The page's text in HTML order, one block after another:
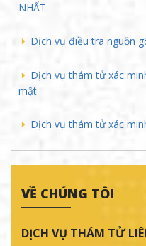
NHẤT
Dịch vụ điều tra nguồn
Dịch vụ thám tử xác
mật
Dịch vụ thám tử xác
VỀ CHÚNG TÔI
DỊCH VỤ THÁM TỬ